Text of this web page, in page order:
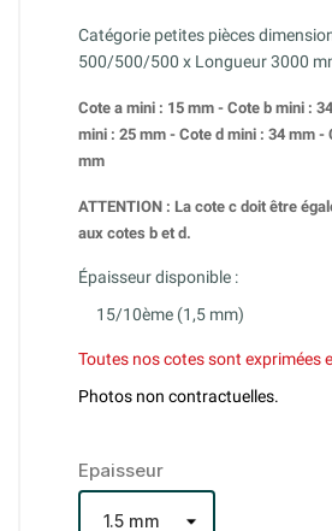
Catégorie petites pièces
500/500/500 x Longueur 3000
Cote a mini : 15 mm - Cote b mini :
mini : 25 mm - Cote d mini : 34 mm -
mm
ATTENTION : La cote c doit être
aux cotes b et d.
Épaisseur disponible :
15/10ème (1,5 mm)
Toutes nos cotes sont exprimées
Photos non contractuelles.
Epaisseur